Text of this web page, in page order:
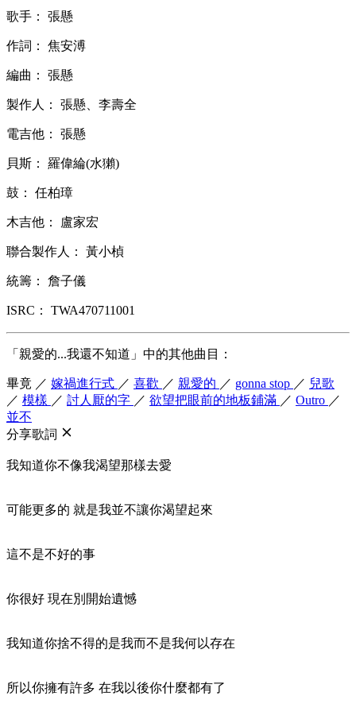
歌手： 張懸
作詞： 焦安溥
編曲： 張懸
製作人： 張懸、李壽全
電吉他： 張懸
貝斯： 羅偉綸(水獺)
鼓： 任柏璋
木吉他： 盧家宏
聯合製作人： 黃小楨
統籌： 詹子儀
ISRC： TWA470711001
「親愛的...我還不知道」中的其他曲目：
畢竟 ／ 嫁禍進行式 ／ 喜歡 ／ 親愛的 ／ gonna stop ／ 兒歌
／ 模樣 ／ 討人厭的字 ／ 欲望把眼前的地板鋪滿 ／ Outro ／
並不
分享歌詞
我知道你不像我渴望那樣去愛
可能更多的 就是我並不讓你渴望起來
這不是不好的事
你很好 現在別開始遺憾
我知道你捨不得的是我而不是我何以存在
所以你擁有許多 在我以後你什麼都有了